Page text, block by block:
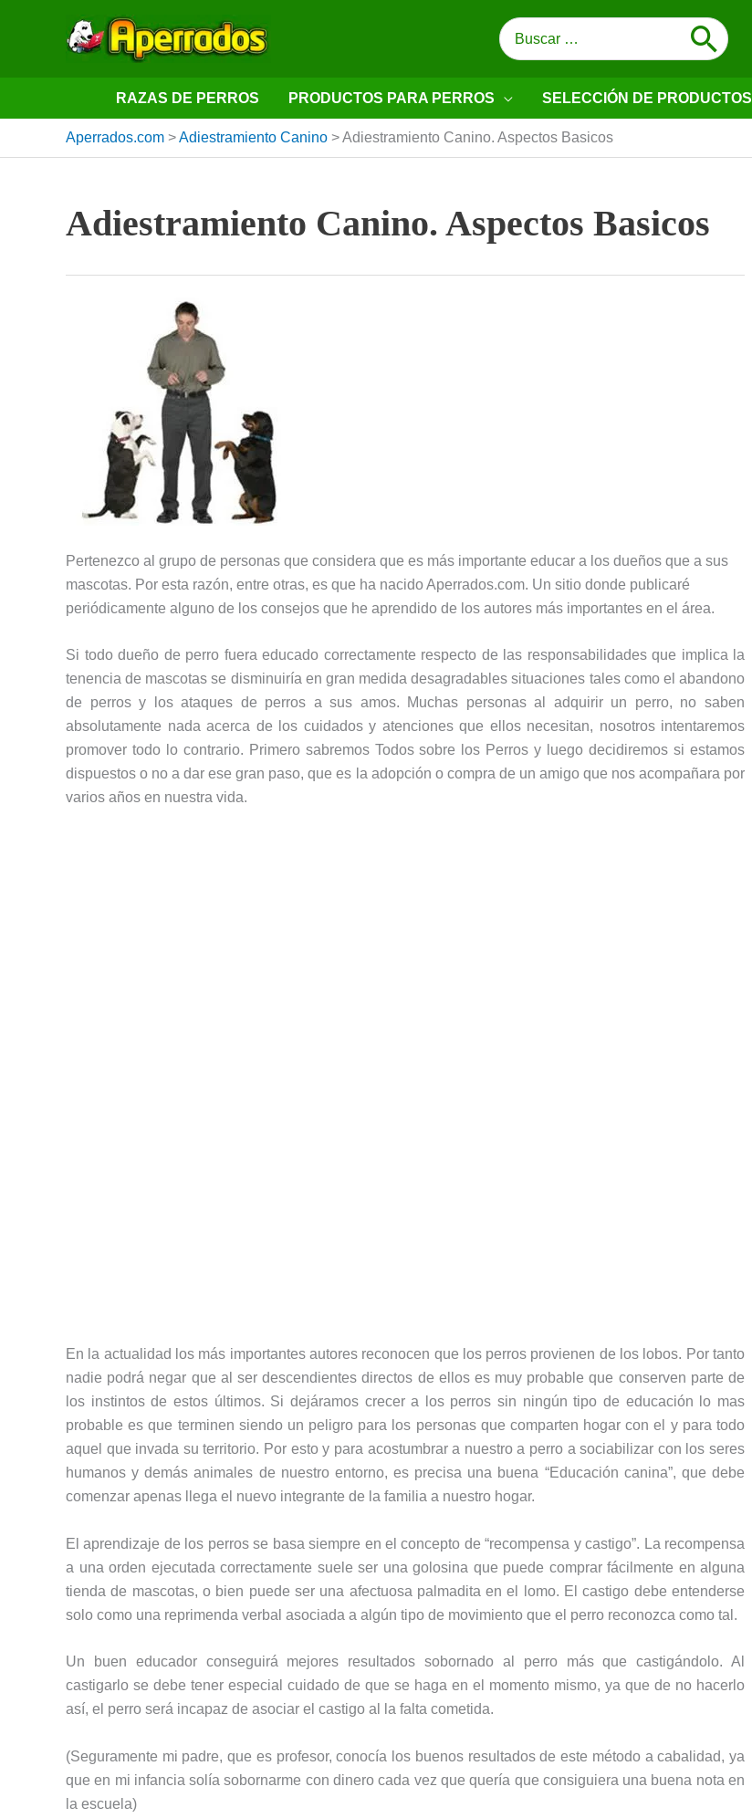
Buscar
por:
RAZAS DE PERROS PRODUCTOS PARA PERROS SELECCIÓN DE PRODUCTOS
Aperrados.com >Adiestramiento Canino >Adiestramiento Canino. Aspectos Basicos
Adiestramiento Canino. Aspectos Basicos
Pertenezco al grupo de personas que considera que es más importante educar a los dueños que a sus
mascotas. Por esta razón, entre otras, es que ha nacido Aperrados.com. Un sitio donde publicaré
periódicamente alguno de los consejos que he aprendido de los autores más importantes en el área.
Si todo dueño de perro fuera educado correctamente respecto de las responsabilidades que implica la
tenencia de mascotas se disminuiría en gran medida desagradables situaciones tales como el abandono
de perros y los ataques de perros a sus amos. Muchas personas al adquirir un perro, no saben
absolutamente nada acerca de los cuidados y atenciones que ellos necesitan, nosotros intentaremos
promover todo lo contrario. Primero sabremos Todos sobre los Perros y luego decidiremos si estamos
dispuestos o no a dar ese gran paso, que es la adopción o compra de un amigo que nos acompañara por
varios años en nuestra vida.
En la actualidad los más importantes autores reconocen que los perros provienen de los lobos. Por tanto
nadie podrá negar que al ser descendientes directos de ellos es muy probable que conserven parte de
los instintos de estos últimos. Si dejáramos crecer a los perros sin ningún tipo de educación lo mas
probable es que terminen siendo un peligro para los personas que comparten hogar con el y para todo
aquel que invada su territorio. Por esto y para acostumbrar a nuestro a perro a sociabilizar con los seres
humanos y demás animales de nuestro entorno, es precisa una buena “Educación canina”, que debe
comenzar apenas llega el nuevo integrante de la familia a nuestro hogar.
El aprendizaje de los perros se basa siempre en el concepto de “recompensa y castigo”. La recompensa
a una orden ejecutada correctamente suele ser una golosina que puede comprar fácilmente en alguna
tienda de mascotas, o bien puede ser una afectuosa palmadita en el lomo. El castigo debe entenderse
solo como una reprimenda verbal asociada a algún tipo de movimiento que el perro reconozca como tal.
Un buen educador conseguirá mejores resultados sobornado al perro más que castigándolo. Al
castigarlo se debe tener especial cuidado de que se haga en el momento mismo, ya que de no hacerlo
así, el perro será incapaz de asociar el castigo al la falta cometida.
(Seguramente mi padre, que es profesor, conocía los buenos resultados de este método a cabalidad, ya
que en mi infancia solía sobornarme con dinero cada vez que quería que consiguiera una buena nota en
la escuela)